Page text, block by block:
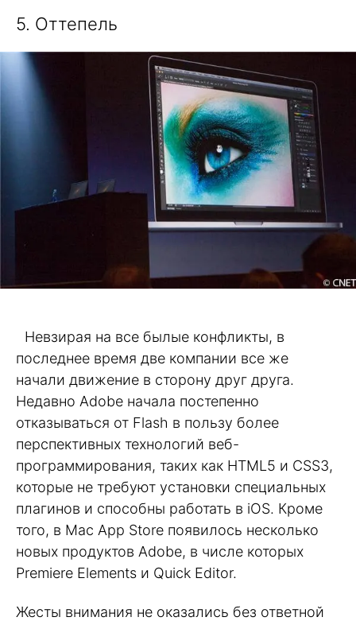
5. Оттепель
Невзирая на все былые конфликты, в
последнее время две компании все же
начали движение в сторону друг друга.
Недавно Adobe начала постепенно
отказываться от Flash в пользу более
перспективных технологий веб-
программирования, таких как HTML5 и CSS3,
которые не требуют установки специальных
плагинов и способны работать в iOS. Кроме
того, в Mac App Store появилось несколько
новых продуктов Adobe, в числе которых
Premiere Elements и Quick Editor.
Жесты внимания не оказались без ответной